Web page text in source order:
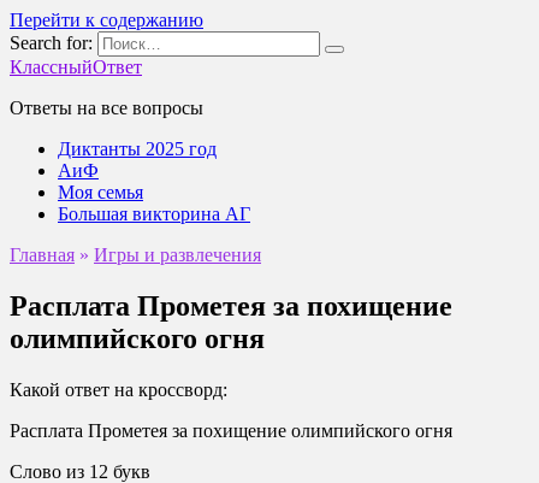
Перейти к содержанию
Search for:
КлассныйОтвет
Ответы на все вопросы
Диктанты 2025 год
АиФ
Моя семья
Большая викторина АГ
Главная » Игры и развлечения
Расплата Прометея за похищение
олимпийского огня
Какой ответ на кроссворд:
Расплата Прометея за похищение олимпийского огня
Слово из 12 букв